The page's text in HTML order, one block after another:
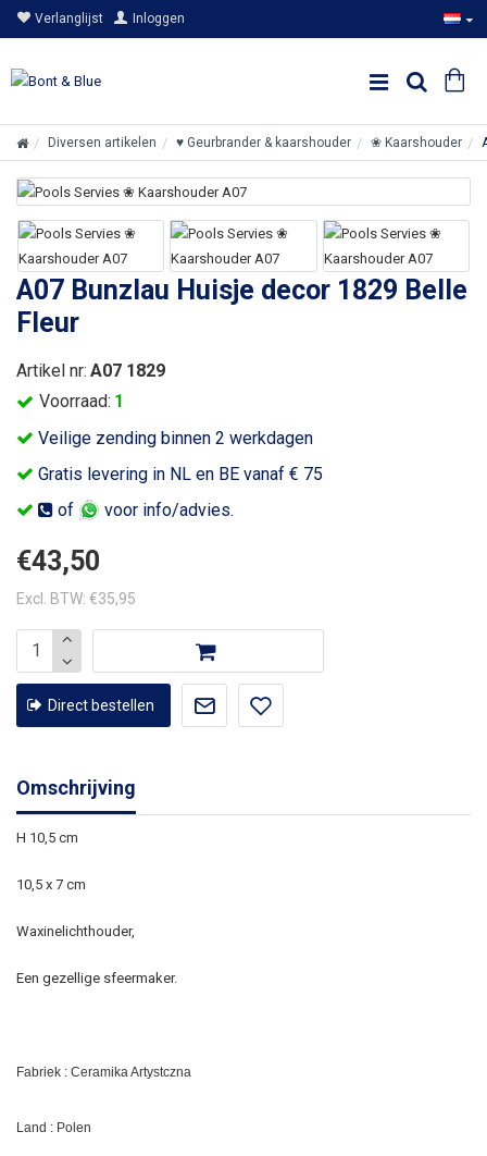
Verlanglijst Inloggen
Diversen artikelen ♥ Geurbrander & kaarshouder ❀ Kaarshouder
A07 Bunzlau Huisje decor 1829 Belle
Fleur
Veilige zending binnen 2 werkdagen
Gratis levering in NL en BE vanaf € 75
of
voor info/advies.
Voorraad: 1
Artikel nr: A07 1829
€43,50
Excl. BTW: €35,95
Direct bestellen
Omschrijving
H 10,5 cm
10,5 x 7 cm
Waxinelichthouder,
Een gezellige sfeermaker.
Fabriek : Ceramika Artystczna
Land : Polen